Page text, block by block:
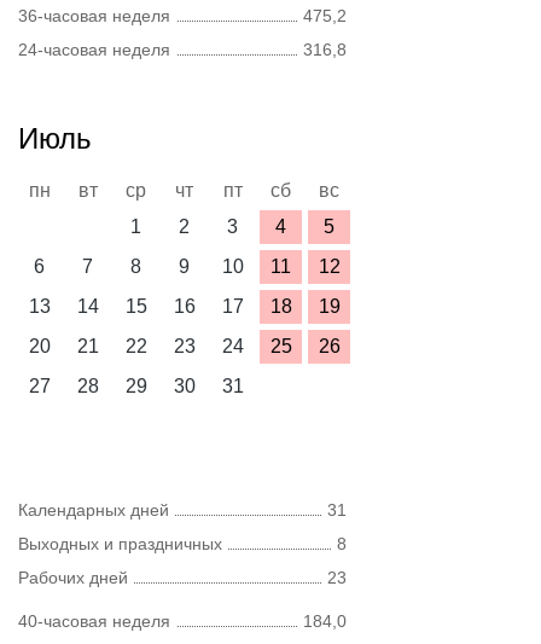
36-часовая неделя
475,2
24-часовая неделя
316,8
Июль
пн вт ср чт пт сб
вс
1
2 3 4
5
6
7 8 9 10 11
12
13
14 15 16 17 18
19
20
21 22 23 24 25
26
27
28 29 30 31
Календарных дней
31
Выходных и праздничных
8
Рабочих дней
23
40-часовая неделя
184,0